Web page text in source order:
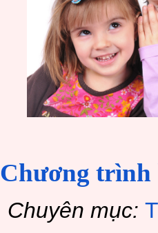
Chương trình
Chuyên mục: